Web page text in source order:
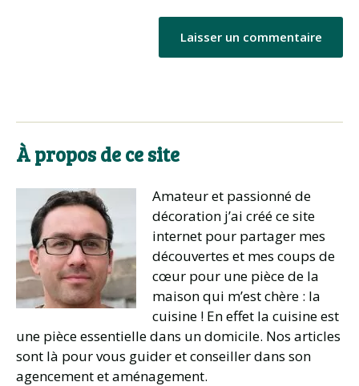
À propos de ce site
Amateur et passionné de
décoration j’ai créé ce site
internet pour partager mes
découvertes et mes coups de
cœur pour une pièce de la
maison qui m’est chère : la
cuisine ! En effet la cuisine est
une pièce essentielle dans un domicile. Nos articles
sont là pour vous guider et conseiller dans son
agencement et aménagement.